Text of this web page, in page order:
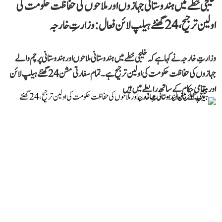
خلیجی خطے میں ہندوستانی جہازوں اور ملاحوں کی حفاظت حکومت کی
اولین ترجیح، 24 گھنٹے ہیلپ لائن فعال: وزارتِ خارجہ
وزارتِ خارجہ نے کہا ہے کہ خلیجی خطے میں ہندوستانی ملاحوں اور ہندوستانی پرچم والے
جہازوں کی حفاظت حکومت کی اولین ترجیح ہے۔ تمام سفارتی مشن 24 گھنٹے ہیلپ لائن
اور مقامی حکام کے ساتھ رابطے میں ہیں